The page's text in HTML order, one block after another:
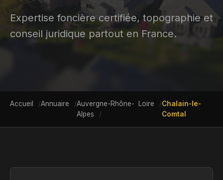
Expertise foncière certifiée, topographie et
conseil juridique partout en France.
Accueil Annuaire
Auvergne-Rhône-
Alpes
Loire
Chalain-le-
Comtal